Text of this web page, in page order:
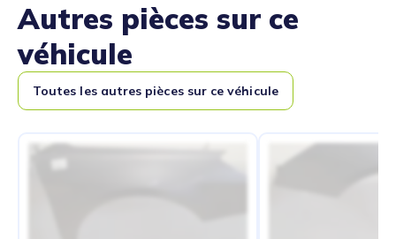
Autres pièces sur ce
véhicule
Toutes les autres pièces sur ce véhicule